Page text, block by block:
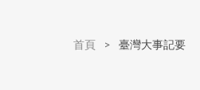
首頁 > 臺灣大事記要